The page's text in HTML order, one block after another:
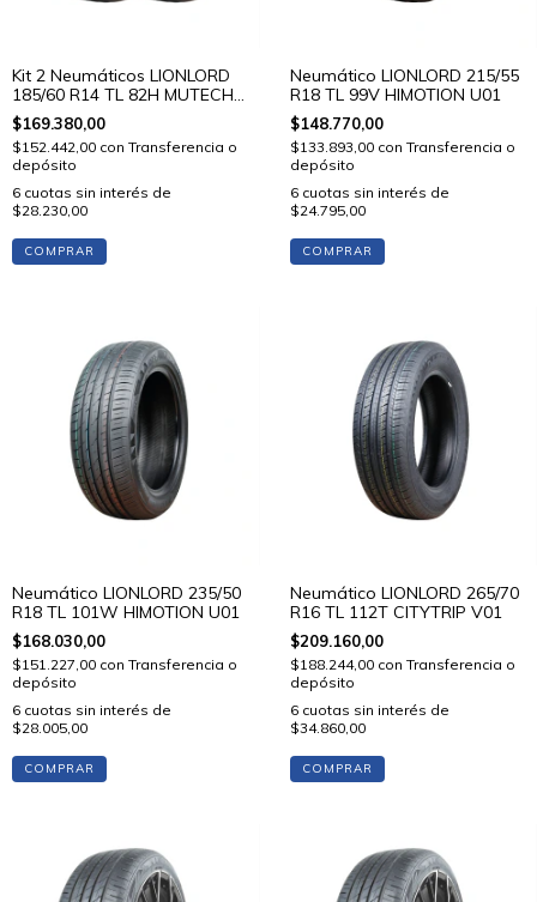
Kit 2 Neumáticos LIONLORD
185/60 R14 TL 82H MUTECH
H01
$169.380,00
$152.442,00 con Transferencia o
depósito
6 cuotas sin interés de
$28.230,00
COMPRAR
Neumático LIONLORD 215/55
R18 TL 99V HIMOTION U01
$148.770,00
$133.893,00 con Transferencia o
depósito
6 cuotas sin interés de
$24.795,00
COMPRAR
Neumático LIONLORD 235/50
R18 TL 101W HIMOTION U01
$168.030,00
$151.227,00 con Transferencia o
depósito
6 cuotas sin interés de
$28.005,00
COMPRAR
Neumático LIONLORD 265/70
R16 TL 112T CITYTRIP V01
$209.160,00
$188.244,00 con Transferencia o
depósito
6 cuotas sin interés de
$34.860,00
COMPRAR